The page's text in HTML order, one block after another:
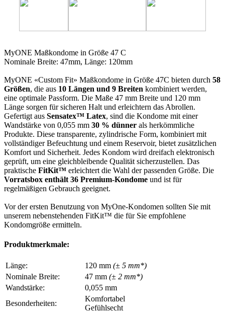
MyONE Maßkondome in Größe 47 C
Nominale Breite: 47mm, Länge: 120mm
MyONE «Custom Fit» Maßkondome in Größe 47C bieten durch 58
Größen, die aus 10 Längen und 9 Breiten kombiniert werden,
eine optimale Passform. Die Maße 47 mm Breite und 120 mm
Länge sorgen für sicheren Halt und erleichtern das Abrollen.
Gefertigt aus Sensatex™ Latex, sind die Kondome mit einer
Wandstärke von 0,055 mm 30 % dünner als herkömmliche
Produkte. Diese transparente, zylindrische Form, kombiniert mit
vollständiger Befeuchtung und einem Reservoir, bietet zusätzlichen
Komfort und Sicherheit. Jedes Kondom wird dreifach elektronisch
geprüft, um eine gleichbleibende Qualität sicherzustellen. Das
praktische FitKit™ erleichtert die Wahl der passenden Größe. Die
Vorratsbox enthält 36 Premium-Kondome und ist für
regelmäßigen Gebrauch geeignet.
Vor der ersten Benutzung von MyOne-Kondomen sollten Sie mit
unserem nebenstehenden FitKit™ die für Sie empfohlene
Kondomgröße ermitteln.
Produktmerkmale:
Länge: 120 mm (± 5 mm*)
Nominale Breite:
47 mm (± 2 mm*)
Wandstärke:
0,055 mm
Besonderheiten:
Komfortabel
Gefühlsecht